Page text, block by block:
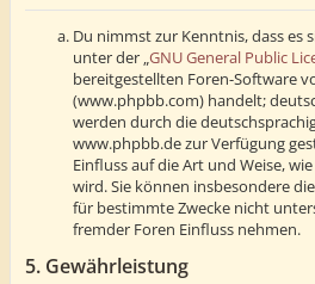
Du nimmst zur Kenntnis, dass es
unter der „GNU General Public
bereitgestellten Foren-Software
(www.phpbb.com) handelt;
werden durch die
www.phpbb.de zur Verfügung
Einfluss auf die Art und Weise,
wird. Sie können insbesondere
für bestimmte Zwecke nicht
fremder Foren Einfluss nehmen.
5. Gewährleistung